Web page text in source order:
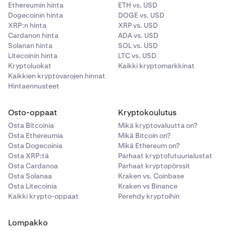
Ethereumin hinta
Dogecoinin hinta
XRP:n hinta
Cardanon hinta
Solanan hinta
Litecoinin hinta
Kryptoluokat
Kaikkien kryptovarojen hinnat
Hintaennusteet
ETH vs. USD
DOGE vs. USD
XRP vs. USD
ADA vs. USD
SOL vs. USD
LTC vs. USD
Kaikki kryptomarkkinat
Osto-oppaat
Osta Bitcoinia
Osta Ethereumia
Osta Dogecoinia
Osta XRP:tä
Osta Cardanoa
Osta Solanaa
Osta Litecoinia
Kaikki krypto-oppaat
Kryptokoulutus
Mikä kryptovaluutta on?
Mikä Bitcoin on?
Mikä Ethereum on?
Parhaat kryptofutuurialustat
Parhaat kryptopörssit
Kraken vs. Coinbase
Kraken vs Binance
Perehdy kryptoihin
Lompakko